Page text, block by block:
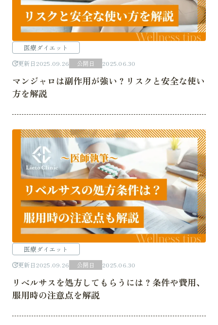
医療ダイエット
更新日 2025.09.26 公開日 2025.06.30
マンジャロは副作用が強い？リスクと安全な使い
方を解説
医療ダイエット
更新日 2025.09.26 公開日 2025.06.30
リベルサスを処方してもらうには？条件や費用、
服用時の注意点を解説